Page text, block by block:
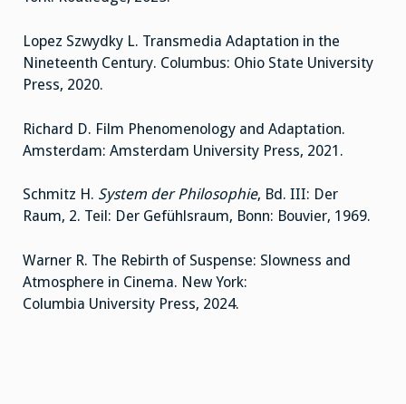
Lopez Szwydky L. Transmedia Adaptation in the
Nineteenth Century. Columbus: Ohio State University
Press, 2020.
Richard D. Film Phenomenology and Adaptation.
Amsterdam: Amsterdam University Press, 2021.
Schmitz H. System der Philosophie, Bd. III: Der
Raum, 2. Teil: Der Gefühlsraum, Bonn: Bouvier, 1969.
Warner R. The Rebirth of Suspense: Slowness and
Atmosphere in Cinema. New York:
Columbia University Press, 2024.